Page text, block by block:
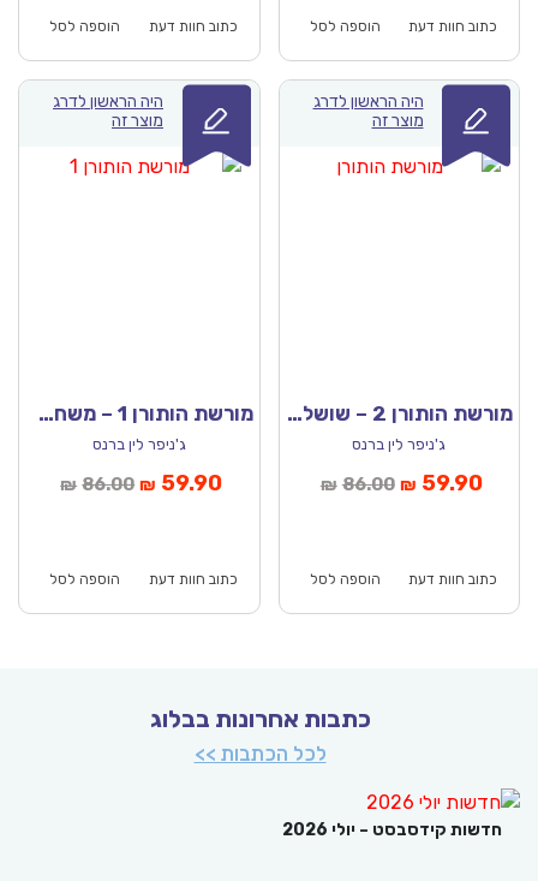
כתוב חוות דעת הוספה לסל₪59.90.
כתוב חוות דעת הוספה לסל
היה הראשון לדרג
מוצר זה
מורשת הותורן 2 – שושלת הותורן
ג'ניפר לין ברנס
₪ 86.00המחיר
₪ 59.90
כתוב חוות דעת הוספה לסל
היה הראשון לדרג
מוצר זה
מורשת הותורן 1 – משחקי הירושה
ג'ניפר לין ברנס
₪ 86.00המחיר
₪ 59.90
₪59.90.
כתוב חוות דעת הוספה לסל
כתבות אחרונות בבלוג
לכל הכתבות >>
חדשות קידסבסט – יולי 2026